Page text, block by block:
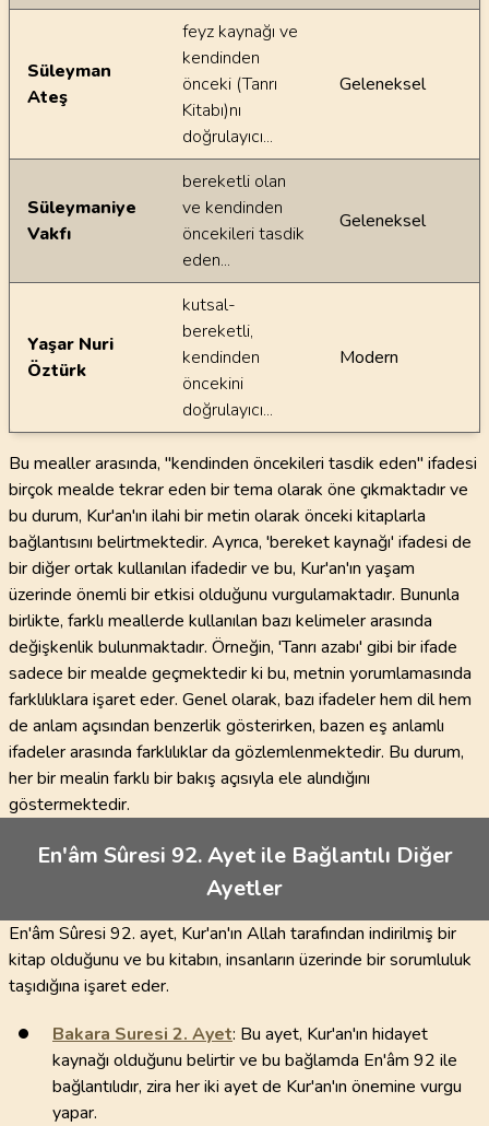
Süleyman
Ateş
feyz kaynağı ve
kendinden
önceki (Tanrı
Kitabı)nı
doğrulayıcı...
Geleneksel
Süleymaniye
Vakfı
bereketli olan
ve kendinden
öncekileri tasdik
eden...
Geleneksel
Yaşar Nuri
Öztürk
kutsal-
bereketli,
kendinden
öncekini
doğrulayıcı...
Modern
Bu mealler arasında, "kendinden öncekileri tasdik eden" ifadesi
birçok mealde tekrar eden bir tema olarak öne çıkmaktadır ve
bu durum, Kur'an'ın ilahi bir metin olarak önceki kitaplarla
bağlantısını belirtmektedir. Ayrıca, 'bereket kaynağı' ifadesi de
bir diğer ortak kullanılan ifadedir ve bu, Kur'an'ın yaşam
üzerinde önemli bir etkisi olduğunu vurgulamaktadır. Bununla
birlikte, farklı meallerde kullanılan bazı kelimeler arasında
değişkenlik bulunmaktadır. Örneğin, 'Tanrı azabı' gibi bir ifade
sadece bir mealde geçmektedir ki bu, metnin yorumlamasında
farklılıklara işaret eder. Genel olarak, bazı ifadeler hem dil hem
de anlam açısından benzerlik gösterirken, bazen eş anlamlı
ifadeler arasında farklılıklar da gözlemlenmektedir. Bu durum,
her bir mealin farklı bir bakış açısıyla ele alındığını
göstermektedir.
En'âm Sûresi 92. Ayet ile Bağlantılı Diğer
Ayetler
En'âm Sûresi 92. ayet, Kur'an'ın Allah tarafından indirilmiş bir
kitap olduğunu ve bu kitabın, insanların üzerinde bir sorumluluk
taşıdığına işaret eder.
Bakara Suresi 2. Ayet: Bu ayet, Kur'an'ın hidayet
kaynağı olduğunu belirtir ve bu bağlamda En'âm 92 ile
bağlantılıdır, zira her iki ayet de Kur'an'ın önemine vurgu
yapar.